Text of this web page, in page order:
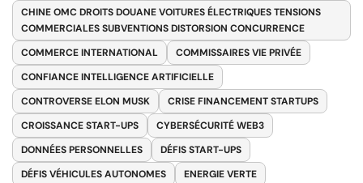
CHINE OMC DROITS DOUANE VOITURES ÉLECTRIQUES TENSIONS
COMMERCIALES SUBVENTIONS DISTORSION CONCURRENCE
COMMERCE INTERNATIONAL
COMMISSAIRES VIE PRIVÉE
CONFIANCE INTELLIGENCE ARTIFICIELLE
CONTROVERSE ELON MUSK
CRISE FINANCEMENT STARTUPS
CROISSANCE START-UPS
CYBERSÉCURITÉ WEB3
DONNÉES PERSONNELLES
DÉFIS START-UPS
DÉFIS VÉHICULES AUTONOMES
ENERGIE VERTE